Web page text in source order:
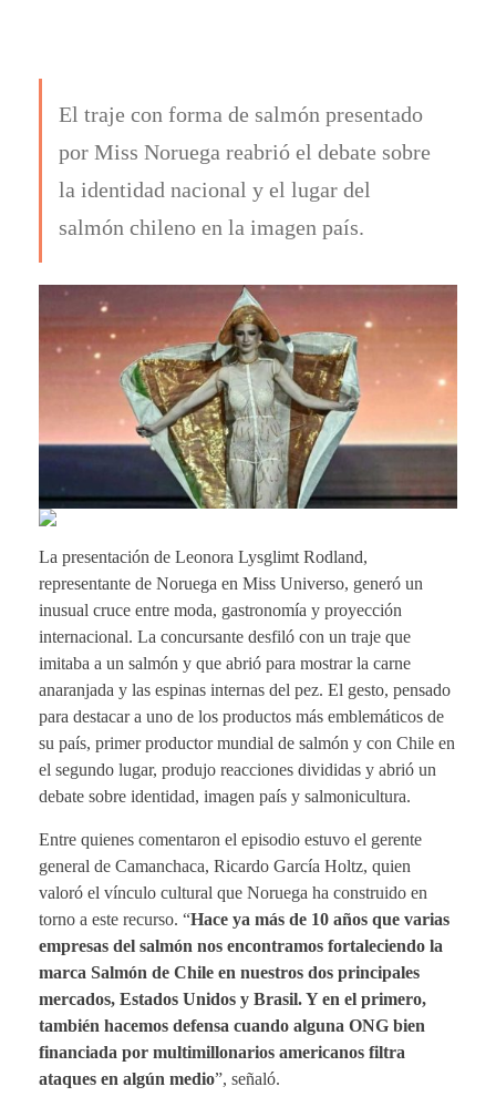
El traje con forma de salmón presentado
por Miss Noruega reabrió el debate sobre
la identidad nacional y el lugar del
salmón chileno en la imagen país.
La presentación de Leonora Lysglimt Rodland,
representante de Noruega en Miss Universo, generó un
inusual cruce entre moda, gastronomía y proyección
internacional. La concursante desfiló con un traje que
imitaba a un salmón y que abrió para mostrar la carne
anaranjada y las espinas internas del pez. El gesto, pensado
para destacar a uno de los productos más emblemáticos de
su país, primer productor mundial de salmón y con Chile en
el segundo lugar, produjo reacciones divididas y abrió un
debate sobre identidad, imagen país y salmonicultura.
Entre quienes comentaron el episodio estuvo el gerente
general de Camanchaca, Ricardo García Holtz, quien
valoró el vínculo cultural que Noruega ha construido en
torno a este recurso. “Hace ya más de 10 años que varias
empresas del salmón nos encontramos fortaleciendo la
marca Salmón de Chile en nuestros dos principales
mercados, Estados Unidos y Brasil. Y en el primero,
también hacemos defensa cuando alguna ONG bien
financiada por multimillonarios americanos filtra
ataques en algún medio”, señaló.